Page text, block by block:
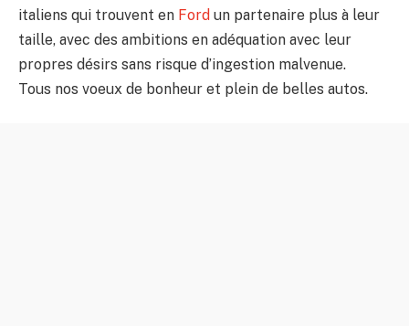
italiens qui trouvent en Ford un partenaire plus à leur
taille, avec des ambitions en adéquation avec leur
propres désirs sans risque d’ingestion malvenue.
Tous nos voeux de bonheur et plein de belles autos.